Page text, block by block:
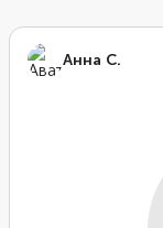
Анна С.